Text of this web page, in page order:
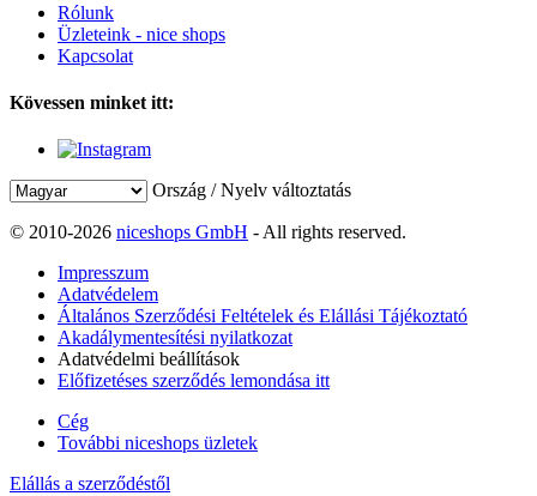
Rólunk
Üzleteink - nice shops
Kapcsolat
Kövessen minket itt:
Ország / Nyelv változtatás
© 2010-2026 niceshops GmbH - All rights reserved.
Impresszum
Adatvédelem
Általános Szerződési Feltételek és Elállási Tájékoztató
Akadálymentesítési nyilatkozat
Adatvédelmi beállítások
Előfizetéses szerződés lemondása itt
Cég
További niceshops üzletek
Elállás a szerződéstől